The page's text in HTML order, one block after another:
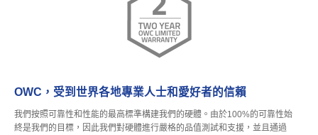
OWC，受到世界各地專業人士和愛好者的信賴
我們按照可靠性和性能的最高標準構建我們的硬體。由於100%的可靠性始
終是我們的目標，因此我們對硬體進行嚴格的品值測試和支援，並且通過